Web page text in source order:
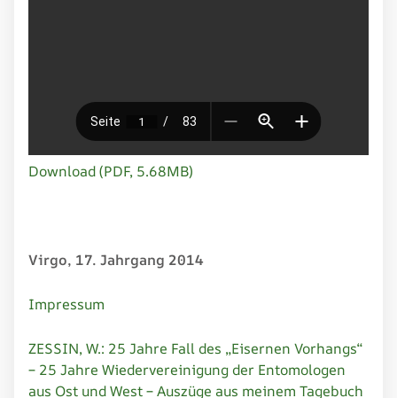
Download (PDF, 5.68MB)
Virgo, 17. Jahrgang 2014
Impressum
ZESSIN, W.: 25 Jahre Fall des „Eisernen Vorhangs“
– 25 Jahre Wiedervereinigung der Entomologen
aus Ost und West – Auszüge aus meinem Tagebuch